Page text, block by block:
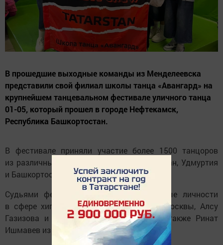
В прошедшие выходные команды из Менделеевска
представили свой филиал школы танца «Авангард» на
крупнейшем танцевальном фестивале уличного танца
01-05, который прошел в городе Нефтекамск,
Республика Башкортостан.
В фестивале приняли участие более 1500 танцоров
из различных регионов, таких как Татарстан, Удмуртия
и Башкортостан.
Судьями фестиваля выступили известные личности
в сфере хип-хопа: Тигран Давитьян из Москвы, Алсу
Газизова и Крис Тагаева из Казани, а также Ринат
Ишмавев из Уфы.